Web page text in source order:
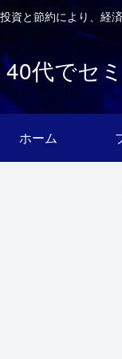
資と節約により、経
40代でセ
ホーム